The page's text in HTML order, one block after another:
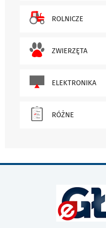
ROLNICZE
ZWIERZĘTA
ELEKTRONIKA
RÓŻNE